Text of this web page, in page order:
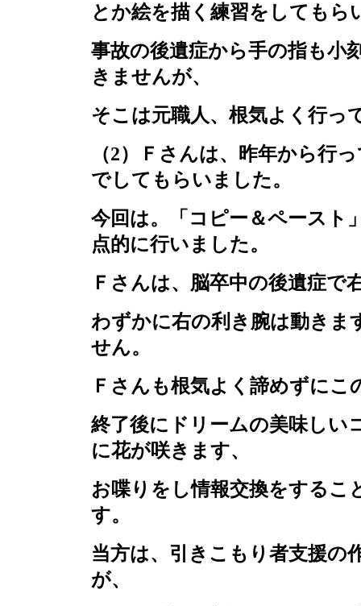
とか絵を描く練習をしてもら
事故の後遺症から手の指も小
きませんが、
そこは元職人、根気よく行っ
（2）Ｆさんは、昨年から行
でしてもらいました。
今回は。「コピー＆ペースト
点的に行いました。
Ｆさんは、脳卒中の後遺症で
わずかに右の利き腕は動きま
せん。
Ｆさんも根気よく諦めずに
終了後にドリームの美味しい
に花が咲きます、
お喋りをし情報交換をするこ
す。
当方は、引きこもり者支援の
が、